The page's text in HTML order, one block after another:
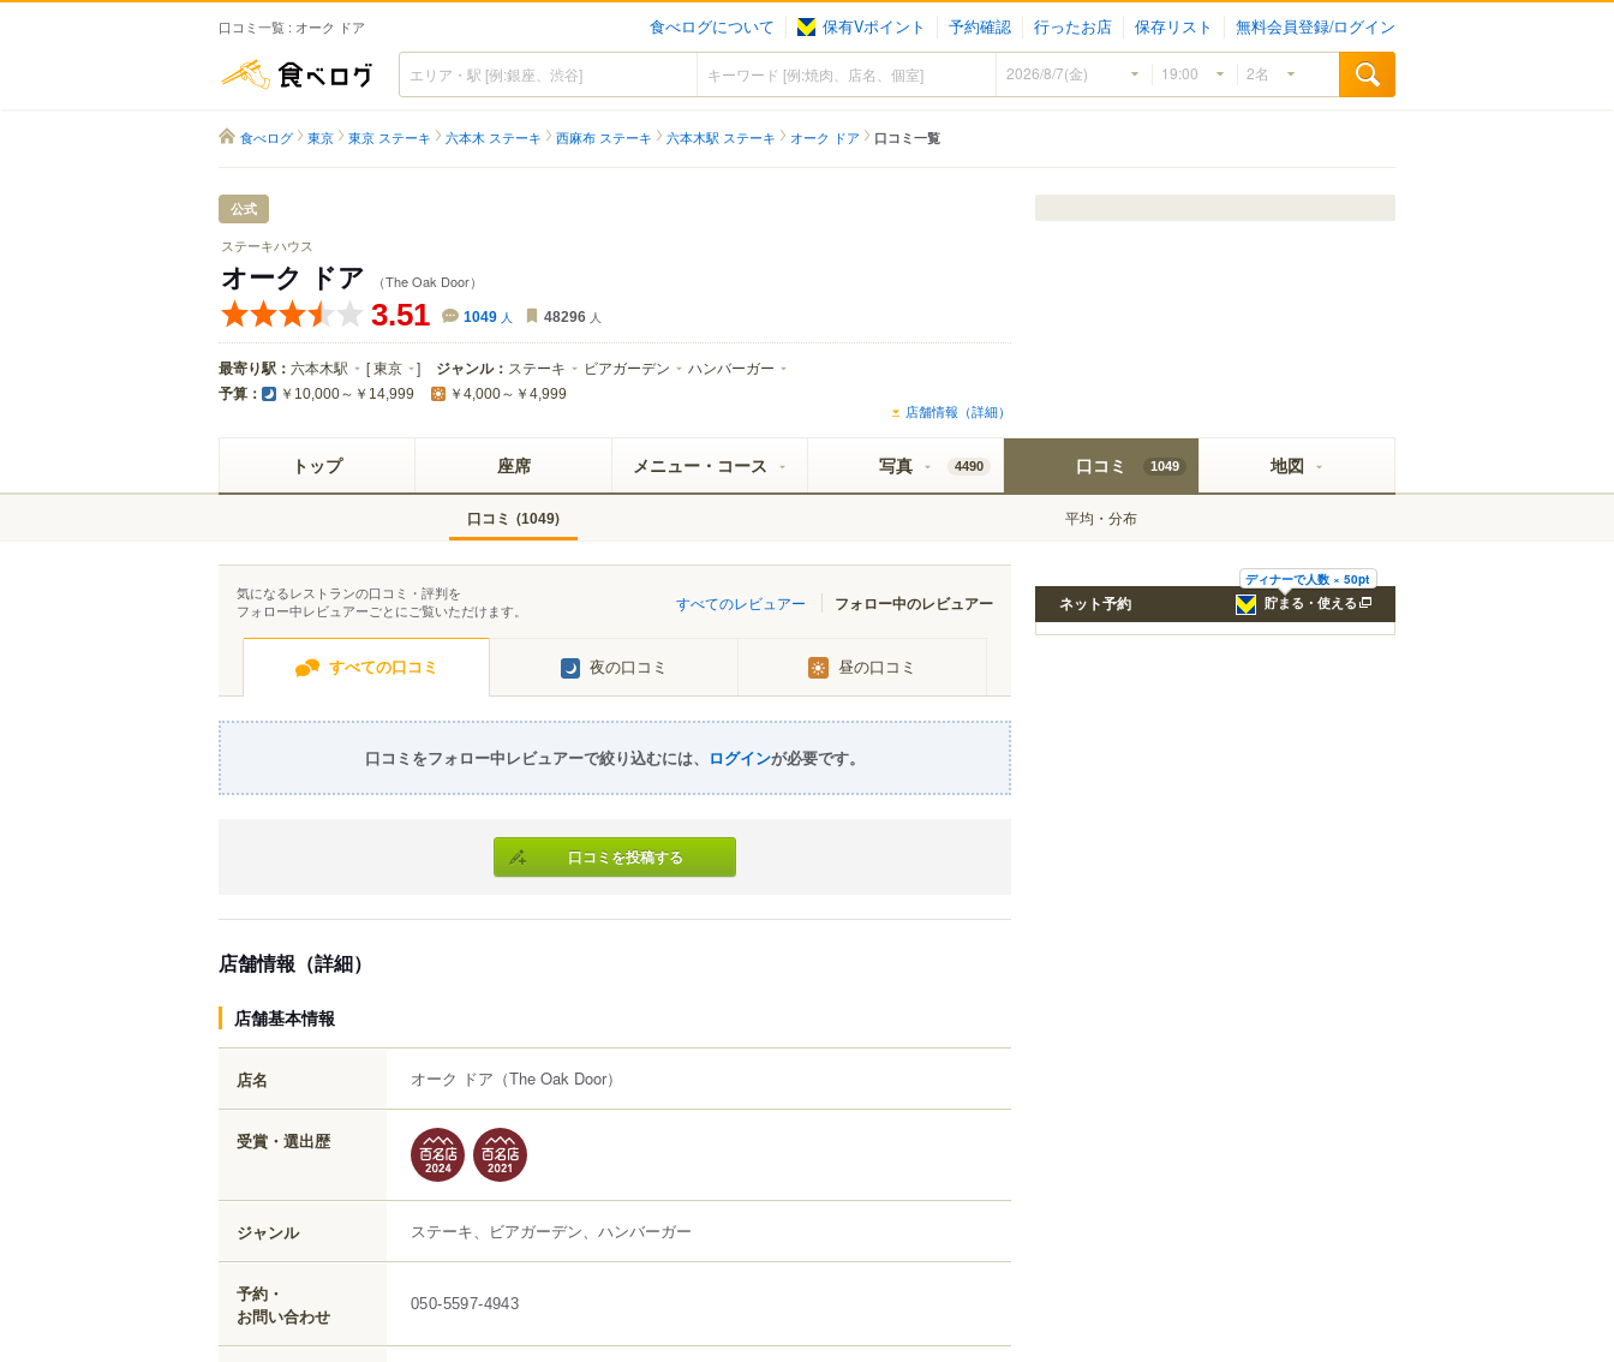
口コミ一覧 : オーク ドア 食べログについて 保有Vポイント 予約確認 行ったお店 保存リスト 無料会員登録/ログイン
食べログ
食べログ 東京 東京 ステーキ 六本木 ステーキ 西麻布 ステーキ 六本木駅 ステーキ オーク ドア 口コミ一覧
公式
ステーキハウス
オーク ドア （The Oak Door）
3.51 1049 人 48296 人
最寄り駅： 六本木駅 [東京 ] ジャンル： ステーキ ビアガーデン ハンバーガー
予算： ￥10,000～￥14,999 ￥4,000～￥4,999
店舗情報（詳細）
トップ 座席 メニュー・コース 写真 4490 口コミ 1049
口コミ (1049) 平均・分布
地図
気になるレストランの口コミ・評判を
フォロー中レビュアーごとにご覧いただけます。
すべてのレビュアー フォロー中のレビュアー
すべての口コミ 夜の口コミ 昼の口コミ
口コミをフォロー中レビュアーで絞り込むには、 ログインが必要です。
口コミを投稿する
店舗情報（詳細）
店舗基本情報
店名 オーク ドア （The Oak Door）
受賞・選出歴
ジャンル ステーキ、ビアガーデン、ハンバーガー
予約・
お問い合わせ
050-5597-4943
ディナーで人数 × 50pt
貯まる・使える
ネット予約